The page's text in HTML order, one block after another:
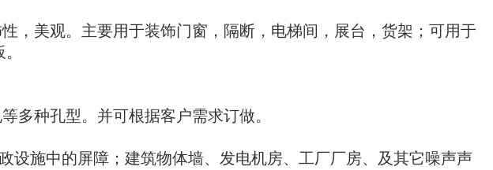
美观。主要用于装饰门窗，隔断，电梯间，展台，货架；可用于
种孔型。并可根据客户需求订做。
施中的屏障；建筑物体墙、发电机房、工厂厂房、及其它噪声声